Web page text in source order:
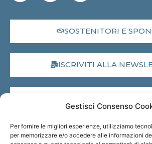
Gestisci Consenso
Per fornire le migliori esperienze, utilizziamo
per memorizzare e/o accedere alle informazioni
SOSTENITORI E
ISCRIVITI ALLA
MUSEO VIRTUALE